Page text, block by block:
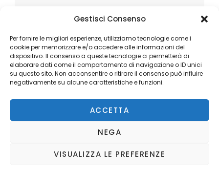
Gestisci Consenso
Per fornire le migliori esperienze, utilizziamo tecnologie come i
cookie per memorizzare e/o accedere alle informazioni del
dispositivo. Il consenso a queste tecnologie ci permetterà di
elaborare dati come il comportamento di navigazione o ID unici
su questo sito. Non acconsentire o ritirare il consenso può influire
negativamente su alcune caratteristiche e funzioni.
ACCETTA
NEGA
VISUALIZZA LE PREFERENZE
Copyright © 2026Ilblogger.it. All Rights Reserved.